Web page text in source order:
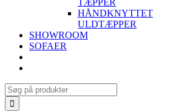
TÆPPER
HÅNDKNYTTET
ULDTÆPPER
SHOWROOM
SOFAER
Search
for: